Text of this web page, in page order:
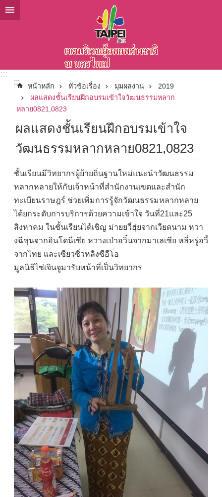
ข้ามไปที่บล็อกเนื้อหาหลัก
:::
:::
หน้าหลัก หัวข้อเรื่อง มุมผลงาน
2019
ผลแสดงชั้นเรียนฝึกอบรมเข้าใจวัฒนธรรมหลาก
หลาย0821,0823
ผลแสดงชั้นเรียนฝึกอบรมเข้าใจ
วัฒนธรรมหลากหลาย0821,0823
ชั้นเรียนมีวิทยากรผู้ย้ายถิ่นฐานใหม่แนะนำวัฒนธรรม
หลากหลายให้กับเจ้าหน้าที่สำนักงานเขตและสำนัก
ทะเบียนราษฎร์ ช่วยเพิ่มการรู้จักวัฒนธรรมหลากหลาย
ได้ยกระดับการบริการด้วยความเข้าใจ วันที่21และ25
สิงหาคม ในชั้นเรียนได้เชิญ ม่ายยวี่ฮุ่ยจากเวียดนาม หวา
งฉีชุนจากอินโดนีเซีย หวางเป่าอวิ๋นจากมาเลเซีย หลี่หรู่อวี้
จากไทย และเซียวซิ่วหลิงซีอีโอ
มูลนิธิไซ่เจินจูมารับหน้าที่เป็นวิทยากร